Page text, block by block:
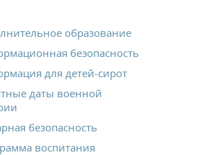
образование
безопасность
для детей-сирот
даты военной
безопасность
воспитания